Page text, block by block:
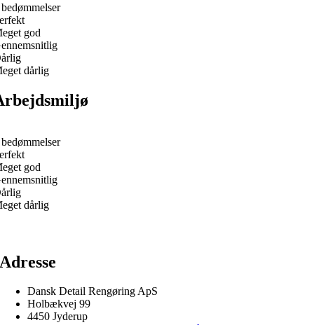
god
dårlig
god
dårlig
Adresse
Dansk Detail Rengøring ApS
Holbækvej 99
4450 Jyderup